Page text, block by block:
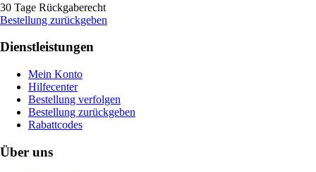
30 Tage Rückgaberecht
Bestellung zurückgeben
Dienstleistungen
Mein Konto
Hilfecenter
Bestellung verfolgen
Bestellung zurückgeben
Rabattcodes
Über uns